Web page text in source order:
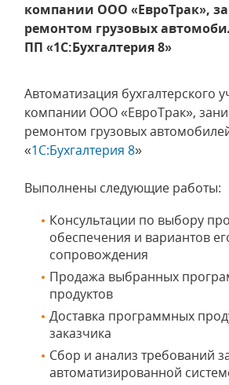
компании ООО «ЕвроТрак»,
ремонтом грузовых
ПП «1С:Бухгалтерия 8»
Автоматизация бухгалтерского
компании ООО «ЕвроТрак»,
ремонтом грузовых
«1С:Бухгалтерия 8»
Выполнены следующие работы:
Консультации по выбору
обеспечения и вариантов
сопровождения
Продажа выбранных
продуктов
Доставка программных
заказчика
Сбор и анализ требований
автоматизированной